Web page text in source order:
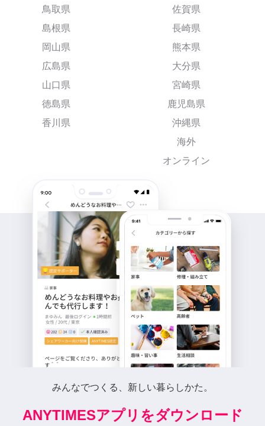
鳥取県
島根県
岡山県
広島県
山口県
徳島県
香川県
佐賀県
長崎県
熊本県
大分県
宮崎県
鹿児島県
沖縄県
海外
オンライン
みんなでつくる、新しい暮らしかた。
ANYTIMESアプリをダウンロード